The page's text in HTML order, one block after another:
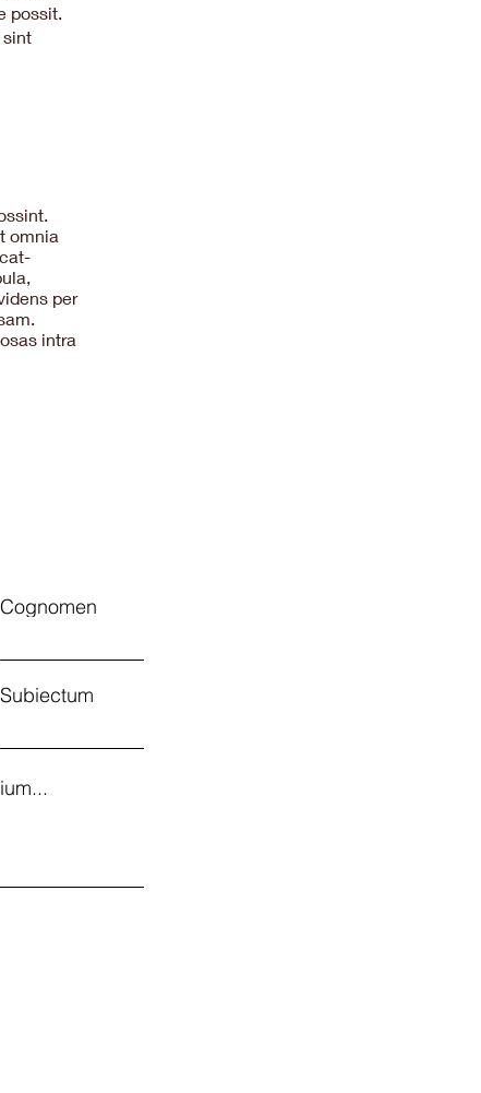
possit.
sint
omnia
per
intra
Cognomen
Subiectum